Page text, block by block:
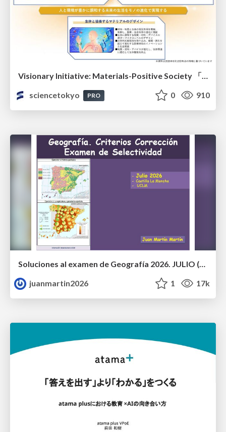
Visionary Initiative: Materials-Positive Society 「モノの進化をポジティブな社会の原動力に」｜Science Tokyo（東京科学大学）
sciencetokyo
PRO 0 910
Soluciones al examen de Geografía 2026. JULIO (Convocatoria Extraordinaria)
juanmartin2026
1 17k